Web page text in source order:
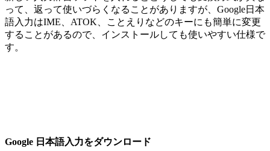
って、返って使いづらくなることがありますが、Google日本
語入力はIME、ATOK、ことえりなどのキーにも簡単に変更
することがあるので、インストールしても使いやすい仕様で
す。
Google 日本語入力をダウンロード